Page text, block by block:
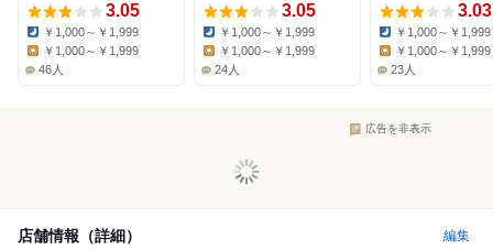
3.05
Dinner:
￥1,000～￥1,999
Lunch:
￥1,000～￥1,999
46人
3.05
Dinner:
￥1,000～￥1,999
Lunch:
￥1,000～￥1,999
24人
3.03
Dinner:
￥1,000～￥1,999
Lunch:
￥1,000～￥1,999
23人
広告を非表示
店舗情報（詳細） 編集